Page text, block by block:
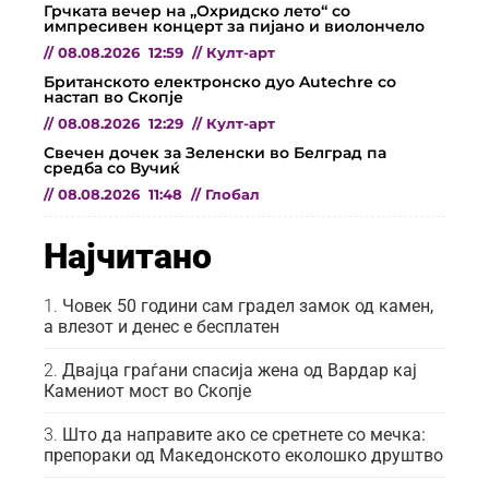
Грчката вечер на „Охридско лето“ со
импресивен концерт за пијано и виолончело
// 08.08.2026 12:59 // Култ-арт
Британското електронско дуо Autechre со
настап во Скопје
// 08.08.2026 12:29 // Култ-арт
Свечен дочек за Зеленски во Белград па
средба со Вучиќ
// 08.08.2026 11:48 // Глобал
Најчитано
Човек 50 години сам градел замок од камен,
а влезот и денес е бесплатен
Двајца граѓани спасија жена од Вардар кај
Камениот мост во Скопје
Што да направите ако се сретнете со мечка:
препораки од Македонското еколошко друштво